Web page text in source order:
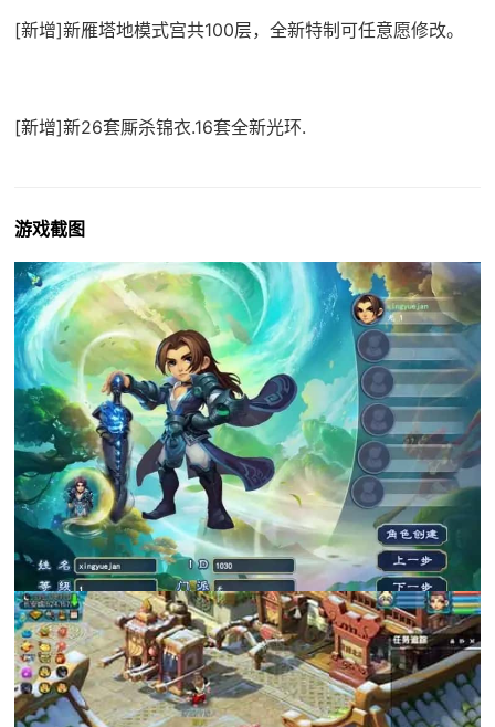
[新增]新雁塔地模式宫共100层，全新特制可任意愿修改。
[新增]新26套厮杀锦衣.16套全新光环.
游戏截图